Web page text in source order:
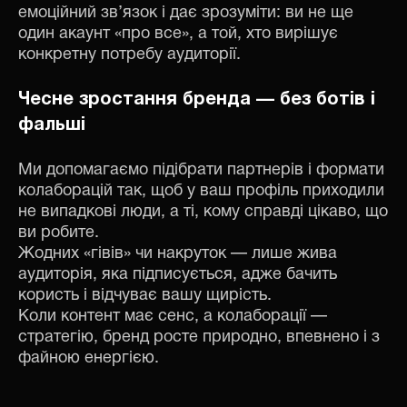
емоційний зв’язок і дає зрозуміти: ви не ще
один акаунт «про все», а той, хто вирішує
конкретну потребу аудиторії.
Чесне зростання бренда — без ботів і
фальші
Ми допомагаємо підібрати партнерів і формати
колаборацій так, щоб у ваш профіль приходили
не випадкові люди, а ті, кому справді цікаво, що
ви робите.
Жодних «гівів» чи накруток — лише жива
аудиторія, яка підписується, адже бачить
користь і відчуває вашу щирість.
Коли контент має сенс, а колаборації —
стратегію, бренд росте природно, впевнено і з
файною енергією.